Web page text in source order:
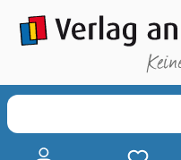
springen